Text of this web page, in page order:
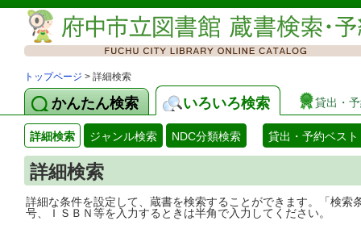
トップページ > 詳細検索
かんたん検索 いろいろ検索 貸出・
詳細検索 ジャンル検索 NDC分類検索 貸出・予約ベスト
詳細検索
詳細な条件を設定して、蔵書を検索することができます。「検
号、ＩＳＢＮ等を入力するときは半角で入力してください。